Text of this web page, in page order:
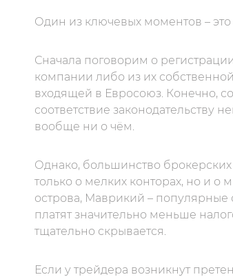
Один из ключевых моментов –
Сначала поговорим о
компании либо из их
входящей в Евросоюз. Конечно,
соответствие законодательству
вообще ни о чём.
Однако, большинство
только о мелких конторах, но и
острова, Маврикий –
платят значительно меньше
тщательно скрывается.
Если у трейдера возникнут